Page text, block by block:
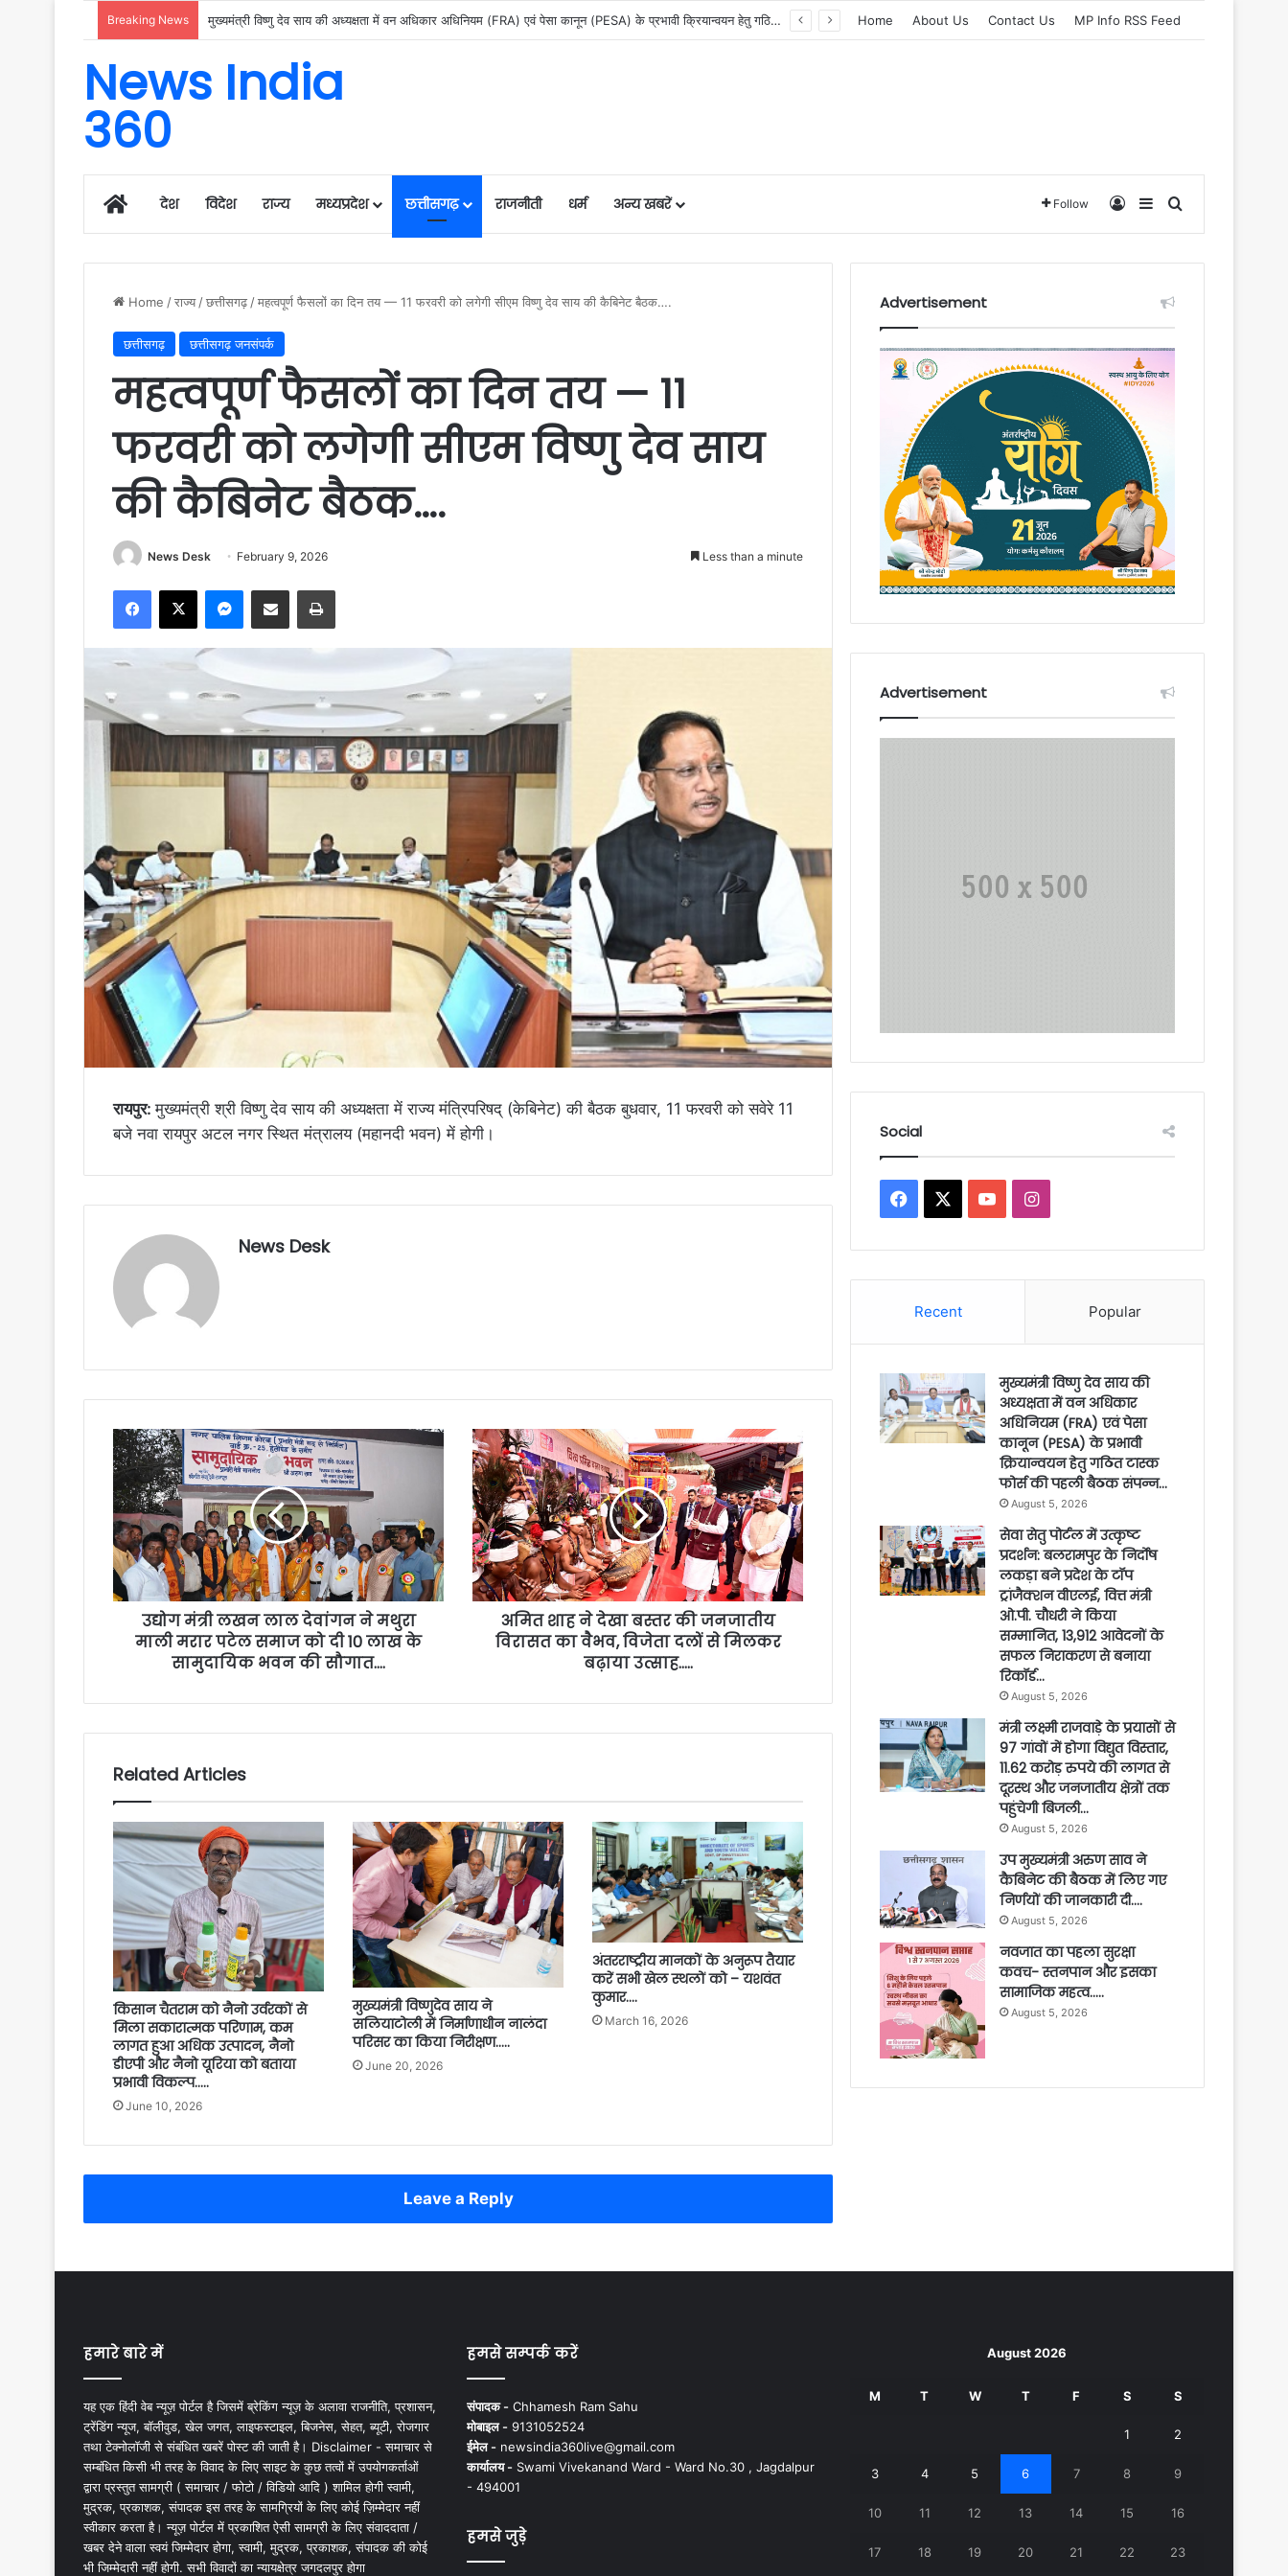
Breaking News मुख्यमंत्री विष्णु देव साय की अध्यक्षता में वन अधिकार अधिनियम (FRA) एवं पेसा कानून (PESA) के प्रभावी क्रियान्वयन हेतु गठित टास्क फोर्स की पहली बैठक संपन्न… Home About Us Contact Us MP Info RSS Feed
News India
360
Homeदेश विदेश राज्य मध्यप्रदेश छत्तीसगढ़ राजनीती धर्म अन्य खबरें Follow Log InSidebarSearch for
Home /राज्य /छत्तीसगढ़ /महत्वपूर्ण फैसलों का दिन तय — 11 फरवरी को लगेगी सीएम विष्णु देव साय की कैबिनेट बैठक….
छत्तीसगढ़ छत्तीसगढ़ जनसंपर्क
महत्वपूर्ण फैसलों का दिन तय — 11
फरवरी को लगेगी सीएम विष्णु देव साय
की कैबिनेट बैठक….
News Desk February 9, 2026 Less than a minute
Facebook
X Messenger
Share via Email Print
रायपुर:मुख्यमंत्री श्री विष्णु देव साय की अध्यक्षता में राज्य मंत्रिपरिषद् (केबिनेट) की बैठक बुधवार, 11 फरवरी को सवेरे 11
बजे नवा रायपुर अटल नगर स्थित मंत्रालय (महानदी भवन) में होगी।
News Desk
उद्योग मंत्री लखन लाल देवांगन ने मथुरा
माली मरार पटेल समाज को दी 10 लाख के
सामुदायिक भवन की सौगात….
अमित शाह ने देखा बस्तर की जनजातीय
विरासत का वैभव, विजेता दलों से मिलकर
बढ़ाया उत्साह…..
Related Articles
किसान चैतराम को नैनो उर्वरकों से
मिला सकारात्मक परिणाम, कम
लागत हुआ अधिक उत्पादन, नैनो
डीएपी और नैनो यूरिया को बताया
प्रभावी विकल्प…..
June 10, 2026
मुख्यमंत्री विष्णुदेव साय ने
सलियाटोली में निर्माणाधीन नालंदा
परिसर का किया निरीक्षण…..
June 20, 2026
अंतरराष्ट्रीय मानकों के अनुरूप तैयार
करें सभी खेल स्थलों को – यशवंत
कुमार….
March 16, 2026
Leave a Reply
Advertisement
Advertisement
Social
Facebook YouTubeInstagram
Recent Popular
मुख्यमंत्री विष्णु देव साय की
अध्यक्षता में वन अधिकार
अधिनियम (FRA) एवं पेसा
कानून (PESA) के प्रभावी
क्रियान्वयन हेतु गठित टास्क
फोर्स की पहली बैठक संपन्न…
August 5, 2026
सेवा सेतु पोर्टल में उत्कृष्ट
प्रदर्शन: बलरामपुर के निर्दोष
लकड़ा बने प्रदेश के टॉप
ट्रांजैक्शन वीएलई, वित्त मंत्री
ओ.पी. चौधरी ने किया
सम्मानित, 13,912 आवेदनों के
सफल निराकरण से बनाया
रिकॉर्ड…
August 5, 2026
मंत्री लक्ष्मी राजवाड़े के प्रयासों से
97 गांवों में होगा विद्युत विस्तार,
11.62 करोड़ रुपये की लागत से
दूरस्थ और जनजातीय क्षेत्रों तक
पहुंचेगी बिजली…
August 5, 2026
उप मुख्यमंत्री अरुण साव ने
कैबिनेट की बैठक में लिए गए
निर्णयों की जानकारी दी….
August 5, 2026
नवजात का पहला सुरक्षा
कवच- स्तनपान और इसका
सामाजिक महत्व…..
August 5, 2026
हमारे बारे में
यह एक हिंदी वेब न्यूज़ पोर्टल है जिसमें ब्रेकिंग न्यूज़ के अलावा राजनीति, प्रशासन,
ट्रेंडिंग न्यूज, बॉलीवुड, खेल जगत, लाइफस्टाइल, बिजनेस, सेहत, ब्यूटी, रोजगार
तथा टेक्नोलॉजी से संबंधित खबरें पोस्ट की जाती है। Disclaimer - समाचार से
सम्बंधित किसी भी तरह के विवाद के लिए साइट के कुछ तत्वों में उपयोगकर्ताओं
द्वारा प्रस्तुत सामग्री ( समाचार / फोटो / विडियो आदि ) शामिल होगी स्वामी,
मुद्रक, प्रकाशक, संपादक इस तरह के सामग्रियों के लिए कोई ज़िम्मेदार नहीं
स्वीकार करता है। न्यूज़ पोर्टल में प्रकाशित ऐसी सामग्री के लिए संवाददाता /
खबर देने वाला स्वयं जिम्मेदार होगा, स्वामी, मुद्रक, प्रकाशक, संपादक की कोई
भी जिम्मेदारी नहीं होगी. सभी विवादों का न्यायक्षेत्र जगदलपुर होगा
हमसे सम्पर्क करें
संपादक -Chhamesh Ram Sahu
मोबाइल -9131052524
ईमेल - newsindia360live@gmail.com
कार्यालय -Swami Vivekanand Ward - Ward No.30 , Jagdalpur
- 494001
हमसे जुड़े
August 2026
M T W T F S S
1 2
3 4 5 6 7 8 9
10 11 12 13 14 15 16
17 18 19 20 21 22 23